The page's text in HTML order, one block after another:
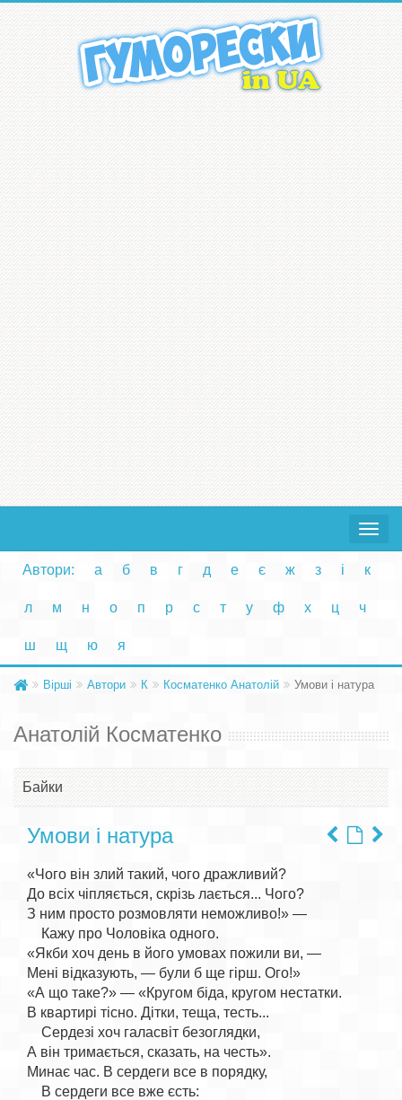
Toggle
Автори: а б в г д е є ж з і к
л м н о п р с т у ф х ц ч
ш щ ю я
Вірші Автори К Косматенко Анатолій Умови і натура
Анатолій Косматенко
Байки
Умови і натура
«Чого він злий такий, чого дражливий?
До всіх чіпляється, скрізь лається... Чого?
З ним просто розмовляти неможливо!» —
    Кажу про Чоловіка одного.
«Якби хоч день в його умовах пожили ви, —
Мені відказують, — були б ще гірш. Ого!»
«А що таке?» — «Кругом біда, кругом нестатки.
В квартирі тісно. Дітки, теща, тесть...
    Сердезі хоч галасвіт безоглядки,
А він тримається, сказать, на честь».
Минає час. В сердеги все в порядку,
    В сердеги все вже єсть: